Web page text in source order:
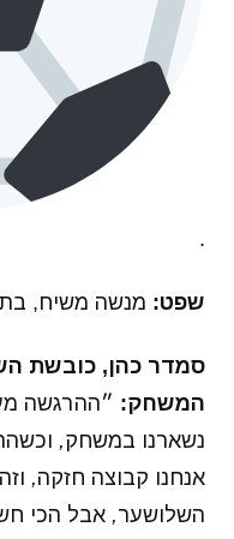
.
שפט: מנשה משיח,
סמדר כהן, כובשת
המשחק: ״ההרגשה
נשארנו במשחק,
אנחנו קבוצה חזקה,
השלושער, אבל הכי